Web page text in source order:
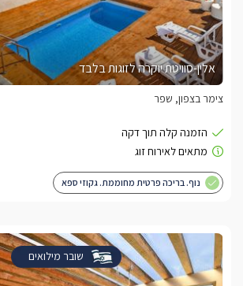
אלין-סוויטת יוקרה לזוגות בלבד
צימר בצפון, שפר
נוף. בריכה פרטית מחוממת. גקוזי ספא
שובר מילואים